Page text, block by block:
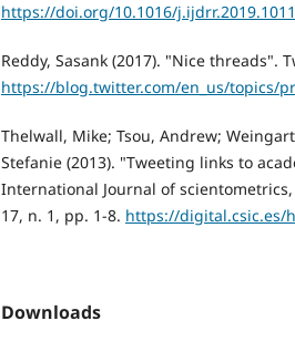
https://doi.org/10.1016/
Reddy, Sasank (2017). "Nice threads".
https://blog.twitter.com/en_us/topics/
Thelwall, Mike; Tsou, Andrew;
Stefanie (2013). "Tweeting links to
International Journal of
17, n. 1, pp. 1-8. https://digital.csic.es/
Downloads